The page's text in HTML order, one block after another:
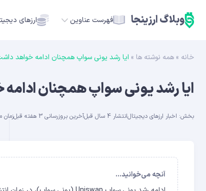
وبلاگ ارزینجا فهرست عناوین ارزهای
خانه » همه نوشته ها » ایا رشد یونی سواپ همچنان ادامه خواهد
ایا رشد یونی سواپ همچنان
بخش: اخبار ارزهای دیجیتالانتشار 4 سال قبل آخرین بروزرسانی 3 هفته قبل زمان
آنچه می‌خوانید...